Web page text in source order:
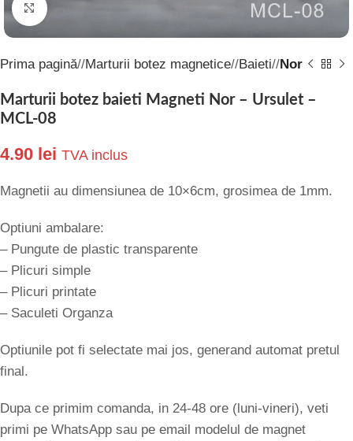
Click to enlarge
Prima pagină/ Marturii botez magnetice/ Baieti/ Nor
Marturii botez baieti Magneti Nor – Ursulet –
MCL-08
4.90 lei TVA inclus
Magnetii au dimensiunea de 10×6cm, grosimea de 1mm.
Optiuni ambalare:
– Pungute de plastic transparente
– Plicuri simple
– Plicuri printate
– Saculeti Organza
Optiunile pot fi selectate mai jos, generand automat pretul
final.
Dupa ce primim comanda, in 24-48 ore (luni-vineri), veti
primi pe WhatsApp sau pe email modelul de magnet